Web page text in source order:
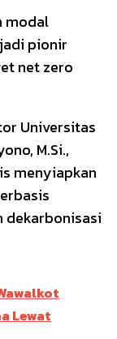
modal
pionir
net zero
Universitas
M.Si.,
menyiapkan
dekarbonisasi
Lewat